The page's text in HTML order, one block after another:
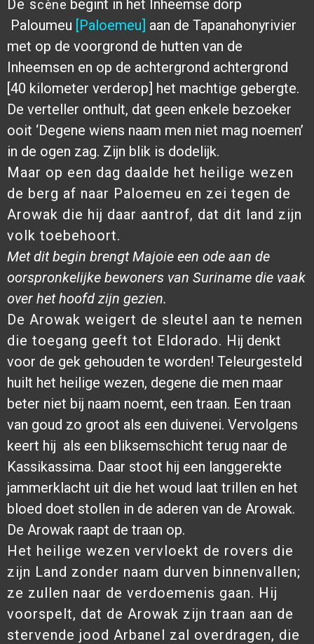
De scène begint in het Inheemse dorp
Paloumeu [Paloemeu] aan de Tapanahonyrivier
met op de voorgrond de hutten van de
Inheemsen en op de achtergrond achtergrond
[40 kilometer verderop] het machtige gebergte.
De verteller onthult, dat geen enkele bezoeker
ooit ‘Degene wiens naam men niet mag noemen’
in de ogen zag. Zijn blik is dodelijk.
Maar op een dag daalde het heilige wezen
de berg af naar Paloemeu en zei tegen de
Arowak die hij daar aantrof, dat dit land zijn
volk toebehoort.
Met dit begin brengt Majoie een ode aan de
oorspronkelijke bewoners van Suriname die vaak
over het hoofd zijn gezien.
De Arowak weigert de sleutel aan te nemen
die toegang geeft tot Eldorado. Hij denkt
voor de gek gehouden te worden! Teleurgesteld
huilt het heilige wezen, degene die men maar
beter niet bij naam noemt, een traan. Een traan
van goud zo groot als een duivenei. Vervolgens
keert hij als een bliksemschicht terug naar de
Kassikassima. Daar stoot hij een langgerekte
jammerklacht uit die het woud laat trillen en het
bloed doet stollen in de aderen van de Arowak.
De Arowak raapt de traan op.
Het heilige wezen vervloekt de rovers die
zijn Land zonder naam durven binnenvallen;
ze zullen naar de verdoemenis gaan. Hij
voorspelt, dat de Arowak zijn traan aan de
stervende jood Arbanel zal overdragen, die